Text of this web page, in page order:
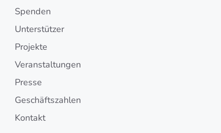
Spenden
Unterstützer
Projekte
Veranstaltungen
Presse
Geschäftszahlen
Kontakt